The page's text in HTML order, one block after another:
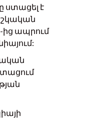
ստացել է
ից ապրում